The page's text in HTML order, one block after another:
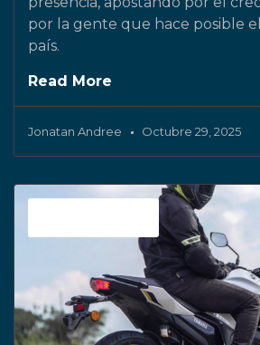
por la gente que hace posible
país.
Read More
Jonatan Andree Octubre 29, 2025